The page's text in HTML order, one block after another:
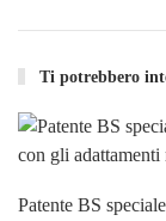
Ti potrebbero
Patente BS